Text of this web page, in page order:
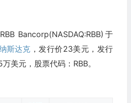
Bancorp(NASDAQ:RBB)于
斯达克 ，发行价23美元，发行
美元，股票代码：RBB。